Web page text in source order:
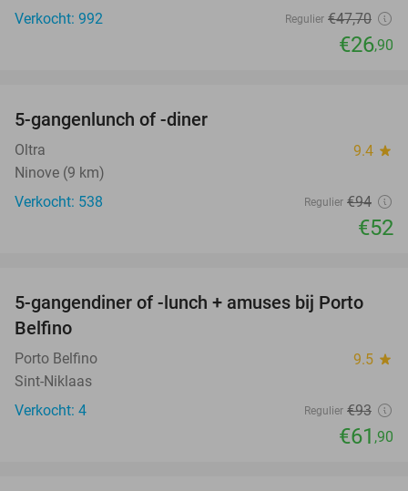
Verkocht: 992
Regulier €47,70
€26,90
5-gangenlunch of -diner
Oltra 9.4 star
Ninove (9 km)
Verkocht: 538
Regulier €94
€52
33%
NEW
TODAY
5-gangendiner of -lunch + amuses bij Porto
Belfino
Porto Belfino 9.5 star
Sint-Niklaas
Verkocht: 4
Regulier €93
€61 ,90